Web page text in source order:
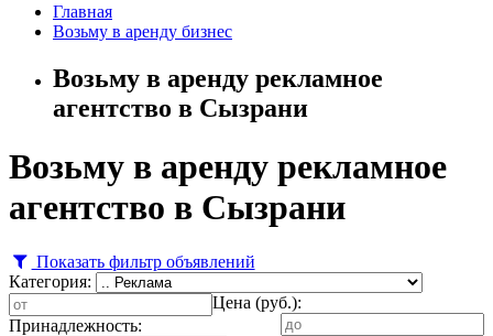
Главная
Возьму в аренду бизнес
Возьму в аренду рекламное
агентство в Сызрани
Возьму в аренду рекламное
агентство в Сызрани
Показать фильтр объявлений
Категория:
Цена (руб.):
Принадлежность: